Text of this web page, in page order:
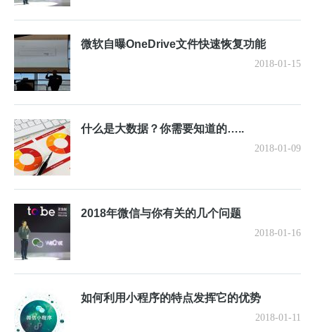
微软自曝OneDrive文件快速恢复功能
2018-01-15
什么是大数据？你需要知道的…..
2018-01-09
2018年微信与你有关的几个问题
2018-01-16
如何利用小程序的特点发挥它的优势
2018-01-11